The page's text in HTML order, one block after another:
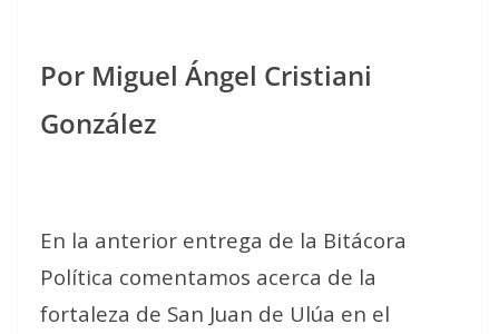
Por Miguel Ángel Cristiani
González
En la anterior entrega de la Bitácora
Política comentamos acerca de la
fortaleza de San Juan de Ulúa en el